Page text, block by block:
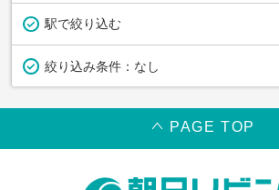
駅で絞り込む
絞り込み条件： なし
PAGE TOP